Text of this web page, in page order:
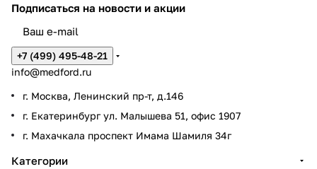
Подписаться на новости и акции
+7 (499) 495-48-21
info@medford.ru
г. Москва, Ленинский пр-т, д.146
г. Екатеринбург ул. Малышева 51, офис 1907
г. Махачкала проспект Имама Шамиля 34г
Категории